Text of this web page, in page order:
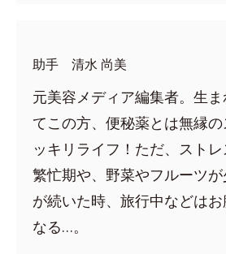
助手 清水 尚美
元美容メディア編集者。生
てこの方、便秘薬とは無縁の
ッキリライフ！ただ、スト
繁忙期や、野菜やフルーツ
が続いた時、旅行中などは
なる…。